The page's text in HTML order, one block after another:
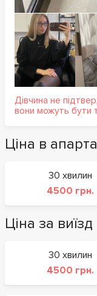
Дівчина не
вони можуть бути
Ціна в
30 хвилин
4500 грн.
Ціна за виїзд
30 хвилин
4500 грн.